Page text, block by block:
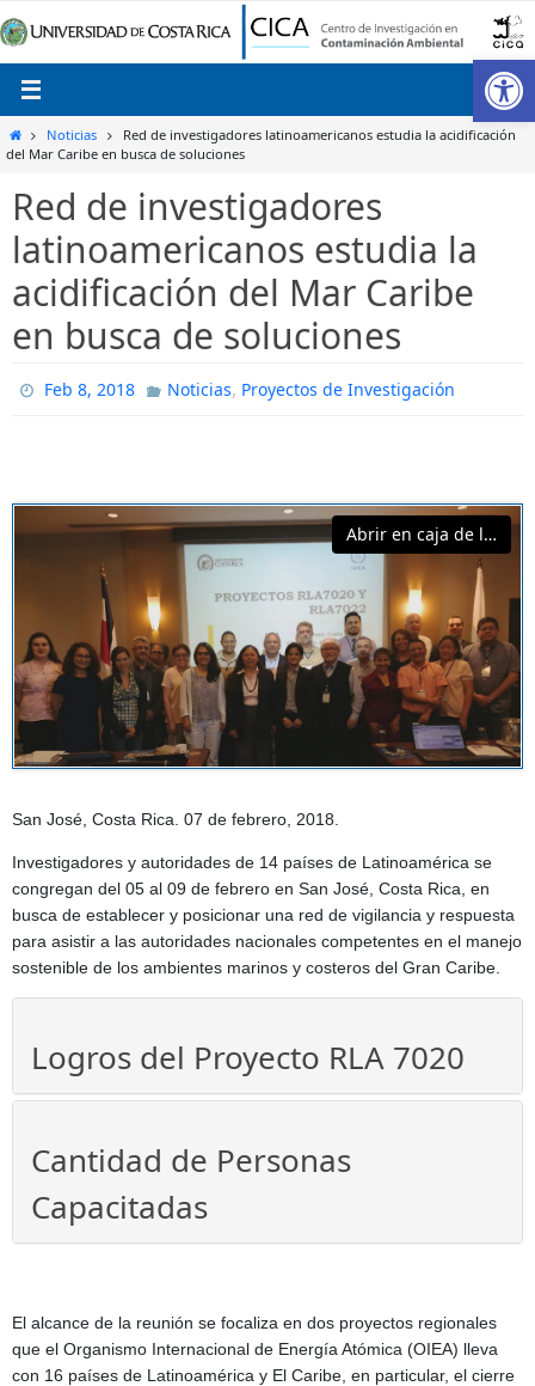
al
contenido
InicioNoticias
Red de investigadores latinoamericanos estudia la acidificación
del Mar Caribe en busca de soluciones
Red de investigadores
latinoamericanos estudia la
acidificación del Mar Caribe
en busca de soluciones
Feb 8, 2018 Noticias, Proyectos de Investigación
Abrir en caja de luz
San José, Costa Rica. 07 de febrero, 2018.
Investigadores y autoridades de 14 países de Latinoamérica se
congregan del 05 al 09 de febrero en San José, Costa Rica, en
busca de establecer y posicionar una red de vigilancia y respuesta
para asistir a las autoridades nacionales competentes en el manejo
sostenible de los ambientes marinos y costeros del Gran Caribe.
Logros del Proyecto RLA 7020
Cantidad de Personas
Capacitadas
El alcance de la reunión se focaliza en dos proyectos regionales
que el Organismo Internacional de Energía Atómica (OIEA) lleva
con 16 países de Latinoamérica y El Caribe, en particular, el cierre